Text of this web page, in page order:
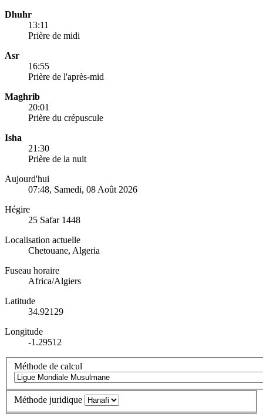
Dhuhr
13:11
Prière de midi
Asr
16:55
Prière de l'après-mid
Maghrib
20:01
Prière du crépuscule
Isha
21:30
Prière de la nuit
Aujourd'hui
07:48, Samedi, 08 Août 2026
Hégire
25 Safar 1448
Localisation actuelle
Chetouane, Algeria
Fuseau horaire
Africa/Algiers
Latitude
34.92129
Longitude
-1.29512
Méthode de calcul
Méthode juridique